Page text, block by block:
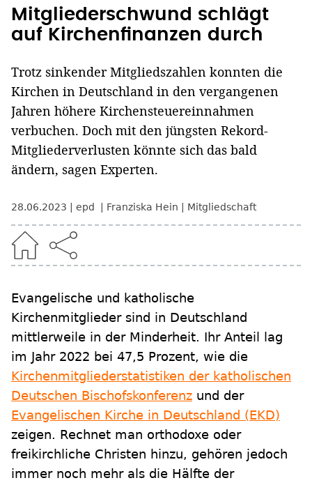
Mitgliederschwund schlägt
auf Kirchenfinanzen durch
Trotz sinkender Mitgliedszahlen konnten die
Kirchen in Deutschland in den vergangenen
Jahren höhere Kirchensteuereinnahmen
verbuchen. Doch mit den jüngsten Rekord-
Mitgliederverlusten könnte sich das bald
ändern, sagen Experten.
28.06.2023 epd Franziska Hein Mitgliedschaft
Evangelische und katholische
Kirchenmitglieder sind in Deutschland
mittlerweile in der Minderheit. Ihr Anteil lag
im Jahr 2022 bei 47,5 Prozent, wie die
Kirchenmitgliederstatistiken der katholischen
Deutschen Bischofskonferenz und der
Evangelischen Kirche in Deutschland (EKD)
zeigen. Rechnet man orthodoxe oder
freikirchliche Christen hinzu, gehören jedoch
immer noch mehr als die Hälfte der